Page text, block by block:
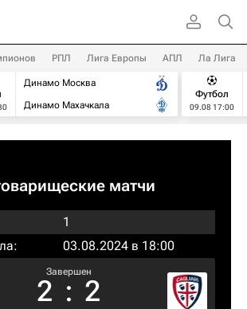
РПЛ Лига Европы АПЛ Ла Лига
Динамо Москва
Динамо Махачкала
Футбол
09.08 17:00
матчи
1
03.08.2024 в 18:00
Завершен
2 : 2